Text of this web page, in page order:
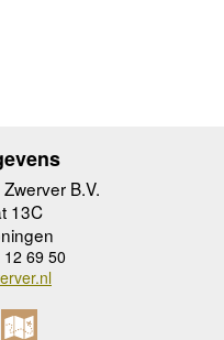
B.V.
13C
69 50